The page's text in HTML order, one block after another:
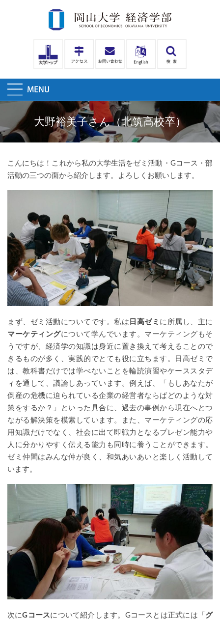
大野裕美子さん（北筑高校卒）
こんにちは！これから私の大学生活をゼミ活動・Gコース・部
活動の三つの面から紹介します。よろしくお願いします。
まず、ゼミ活動についてです。私は 日高ゼミ に所属し、主に
マーケティングについて学んでいます。マーケティングもそ
うですが、経済学の知識は身近に置き換えて考えることので
きるものが多く、実践的でとても役に立ちます。日高ゼミで
は、教科書だけでは学べないことを輪読演習やケーススタデ
ィを通して、議論しあっています。例えば、「もしあなたが
倒産の危機に迫られている企業の経営者ならばどのような対
策をするか？」といった具合に、過去の事例から現在へとつ
ながる解決策を模索しています。また、マーケティングの応
用知識だけでなく、社会に出て即戦力となるプレゼン能力や
人に分かりやすく伝える能力も同時に養うことができます。
ゼミ仲間はみんな仲が良く、和気あいあいと楽しく活動して
います。
次にGコースについて紹介します。Gコースとは正式には「 グ